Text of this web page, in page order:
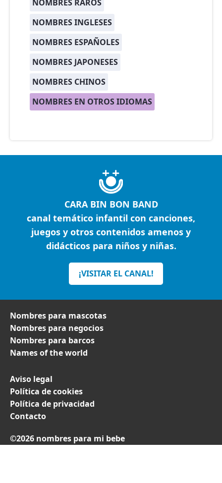
NOMBRES RAROS
NOMBRES INGLESES
NOMBRES ESPAÑOLES
NOMBRES JAPONESES
NOMBRES CHINOS
NOMBRES EN OTROS IDIOMAS
CARA BIN BON BAND
canal temático infantil con canciones,
juegos y otros contenidos amenos y
didácticos para niños y niñas.
¡VISITAR EL CANAL!
Nombres para mascotas
Nombres para negocios
Nombres para barcos
Names of the world
Aviso legal
Política de cookies
Política de privacidad
Contacto
©2026 nombres para mi bebe